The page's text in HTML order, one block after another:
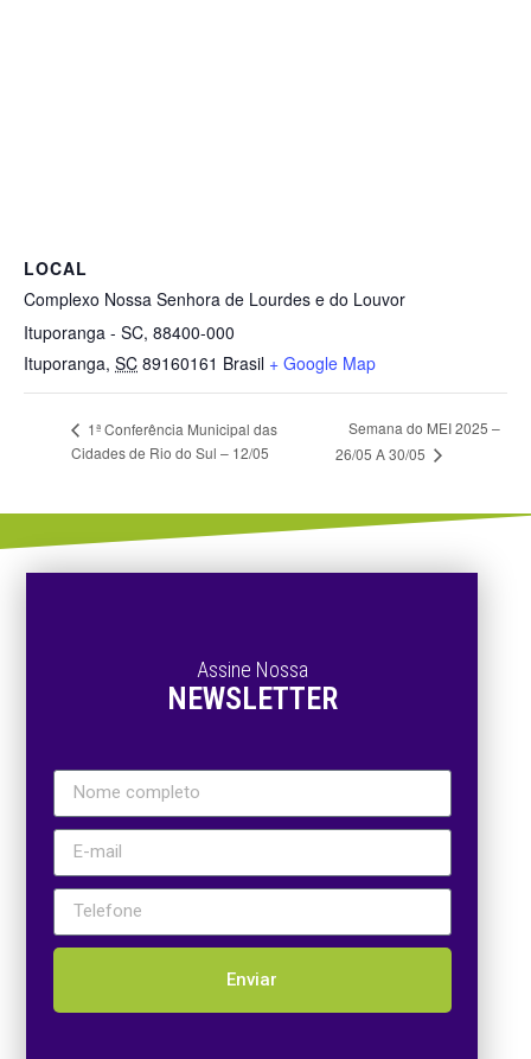
LOCAL
Complexo Nossa Senhora de Lourdes e do Louvor
Ituporanga - SC, 88400-000
Ituporanga, SC 89160161 Brasil + Google Map
1ª Conferência Municipal das
Cidades de Rio do Sul – 12/05
Semana do MEI 2025 –
26/05 A 30/05
Assine Nossa
NEWSLETTER
Enviar